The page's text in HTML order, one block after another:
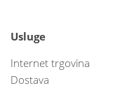
Usluge
Internet trgovina
Dostava